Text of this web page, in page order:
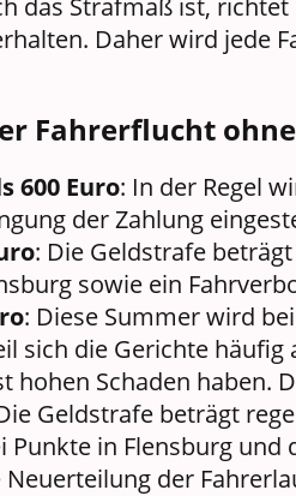
das Strafmaß ist,
Daher wird jede
Fahrerflucht
600 Euro: In der Regel
der Zahlung
: Die Geldstrafe
sowie ein
: Diese Summer wird
sich die Gerichte häufig
hohen Schaden haben.
Geldstrafe beträgt
in Flensburg und
der